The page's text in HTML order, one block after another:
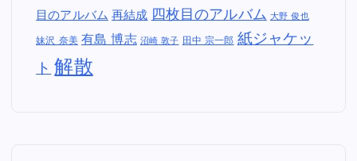
目のアルバム 再結成 四枚目のアルバム 大野 俊也
妹沢 奈美 有島 博志 沼崎 敦子 田中 宗一郎 紙ジャケッ
ト 解散